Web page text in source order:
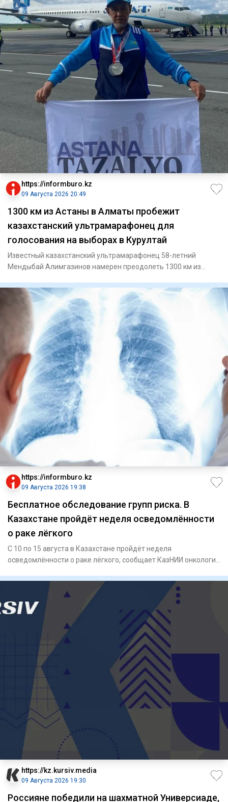
https://informburo.kz
09 Августа 2026 20:49
1300 км из Астаны в Алматы пробежит
казахстанский ультрамарафонец для
голосования на выборах в Курултай
Известный казахстанский ультрамарафонец 58-летний
Мендыбай Алимгазинов намерен преодолеть 1300 км из
https://informburo.kz
09 Августа 2026 19:38
Бесплатное обследование групп риска. В
Казахстане пройдёт неделя осведомлённости
о раке лёгкого
С 10 по 15 августа в Казахстане пройдёт неделя
осведомлённости о раке лёгкого, сообщает КазНИИ онкологии
https://kz.kursiv.media
09 Августа 2026 19:30
Россияне победили на шахматной Универсиаде,